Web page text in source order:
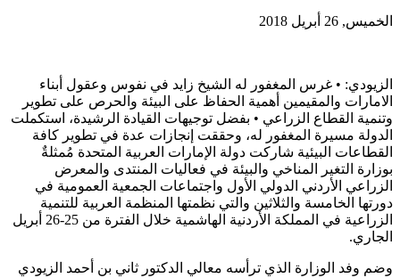
الخميس, 26 أبريل 2018
الزيودي: • غرس المغفور له الشيخ زايد في نفوس وعقول أبناء
الامارات والمقيمين أهمية الحفاظ على البيئة والحرص على تطوير
وتنمية القطاع الزراعي • بفضل توجيهات القيادة الرشيدة، استكملت
الدولة مسيرة المغفور له، وحققت إنجازات عدة في تطوير كافة
القطاعات البيئية شاركت دولة الإمارات العربية المتحدة مُمثلةٌ
بوزارة التغير المناخي والبيئة في فعاليات المنتدى والمعرض
الزراعي الأردني الدولي الأول واجتماعات الجمعية العمومية في
دورتها الخامسة والثلاثين والتي نظمتها المنظمة العربية للتنمية
الزراعية في المملكة الأردنية الهاشمية خلال الفترة من 25-26 أبريل
الجاري.
وضم وفد الوزارة الذي ترأسه معالي الدكتور ثاني بن أحمد الزيودي